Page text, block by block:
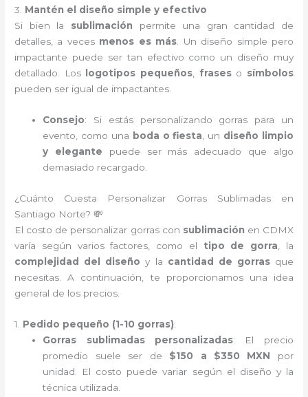
3. Mantén el diseño simple y efectivo
Si bien la sublimación permite una gran cantidad de
detalles, a veces menos es más. Un diseño simple pero
impactante puede ser tan efectivo como un diseño muy
detallado. Los
logotipos pequeños, fraseso símbolos
pueden ser igual de impactantes.
Consejo: Si estás personalizando gorras para un
evento, como una boda o fiesta , un diseño limpio
y elegante puede ser más adecuado que algo
demasiado recargado.
¿Cuánto Cuesta Personalizar Gorras Sublimadas en
Santiago Norte? 💸
El costo de personalizar gorras con sublimación en CDMX
varía según varios factores, como el tipo de gorra , la
complejidad del diseño y la cantidad de gorrasque
necesitas. A continuación, te proporcionamos una idea
general de los precios.
1. Pedido pequeño (1-10 gorras):
Gorras sublimadas personalizadas: El precio
promedio suele ser de $150 a $350 MXN por
unidad. El costo puede variar según el diseño y la
técnica utilizada.